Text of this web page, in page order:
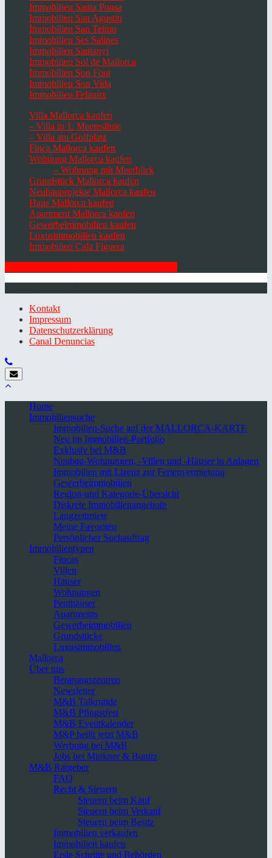
Immobilien Santa Ponsa
Immobilien San Agustin
Immobilien San Telmo
Immobilien Ses Salines
Immobilien Santanyi
Immobilien Sol de Mallorca
Immobilien Son Font
Immobilien Son Vida
Immobilien Felanitx
Villa Mallorca kaufen
– Villa in 1. Meereslinie
– Villa am Golfplatz
Finca Mallorca kaufen
Wohnung Mallorca kaufen
– Wohnung mit Meerblick
Grundstück Mallorca kaufen
Neubauprojekte Mallorca kaufen
Haus Mallorca kaufen
Apartment Mallorca kaufen
Gewerbeimmobilien kaufen
Luxusimmobilien kaufen
Immobilien Cala Figuera
Kontakt
Impressum
Datenschutzerklärung
Canal Denuncias
Home
Immobiliensuche
Immobilien-Suche auf der MALLORCA-KARTE
Neu im Immobilien-Portfolio
Exklusiv bei M&B
Neubau-Wohnungen, -Villen und -Häuser in Anlagen
Immobilien mit Lizenz zur Ferienvermietung
Gewerbeimmobilien
Region-und Kategorie-Übersicht
Diskrete Immobilienangebote
Langzeitmiete
Meine Favoriten
Persönlicher Suchauftrag
Immobilientypen
Fincas
Villen
Häuser
Wohnungen
Penthäuser
Apartments
Gewerbeimmobilien
Grundstücke
Luxusimmobilien
Mallorca
Über uns
Beratungszentren
Newsletter
M&B Talkrunde
M&B Pfingstfest
M&B Eventkalender
M&P heißt jetzt M&B
Werbung bei M&B
Jobs bei Minkner & Bonitz
M&B Ratgeber
FAQ
Recht & Steuern
Steuern beim Kauf
Steuern beim Verkauf
Steuern beim Besitz
Immobilien verkaufen
Immobilien kaufen
Erste Schritte und Behörden